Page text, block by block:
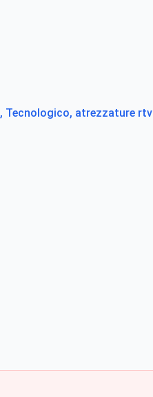
Tecnologico, atrezzature rtv